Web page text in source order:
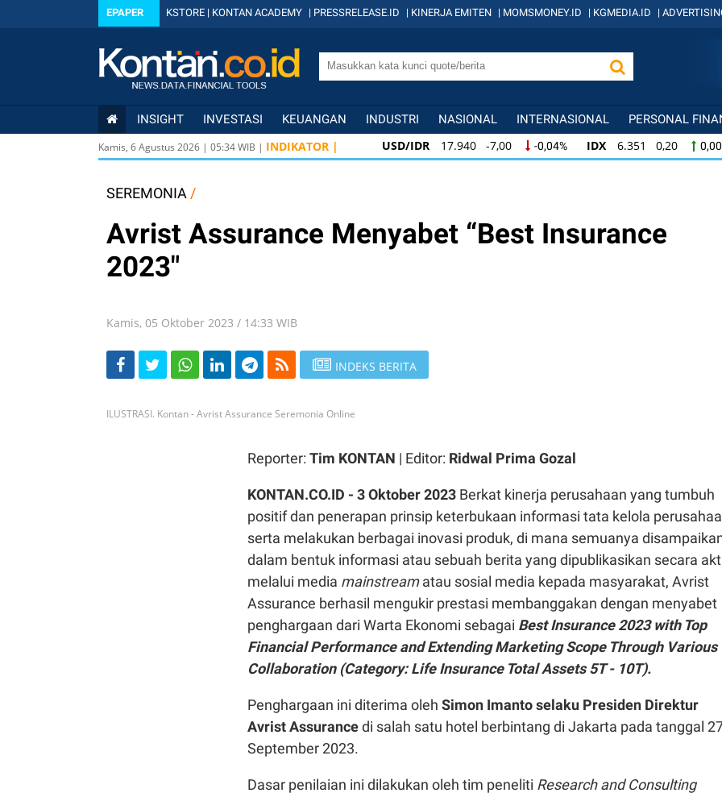
EPAPER KSTORE | KONTAN ACADEMY | PRESSRELEASE.ID | KINERJA EMITEN | MOMSMONEY.ID | KGMEDIA.ID |
INSIGHT INVESTASI KEUANGAN INDUSTRI NASIONAL INTERNASIONAL PERSONAL
Kamis, 6 Agustus 2026 | 05:34WIB | INDIKATOR | USD/IDR 17.940 -7,00 -0,04% IDX 6.351 0,20 0,00%
USD/IDR 17.940 -7,00 -0,04% IDX 6.351 0,20 0,00%
SEREMONIA /
Avrist Assurance Menyabet “Best Insurance
2023"
Kamis, 05 Oktober 2023 / 14:33 WIB
INDEKS BERITA
ILUSTRASI. Kontan - Avrist Assurance Seremonia Online
Reporter: Tim KONTAN | Editor: Ridwal Prima Gozal
KONTAN.CO.ID - 3 Oktober 2023 Berkat kinerja perusahaan yang tumbuh
positif dan penerapan prinsip keterbukaan informasi tata kelola
serta melakukan berbagai inovasi produk, di mana semuanya
dalam bentuk informasi atau sebuah berita yang dipublikasikan secara
melalui media mainstreamatau sosial media kepada masyarakat, Avrist
Assurance berhasil mengukir prestasi membanggakan dengan menyabet
penghargaan dari Warta Ekonomi sebagai Best Insurance 2023 with Top
Financial Performance and Extending Marketing Scope Through Various
Collaboration (Category: Life Insurance Total Assets 5T - 10T).
Penghargaan ini diterima oleh Simon Imanto selaku Presiden Direktur
Avrist Assurancedi salah satu hotel berbintang di Jakarta pada tanggal
September 2023.
Dasar penilaian ini dilakukan oleh tim peneliti Research and Consulting